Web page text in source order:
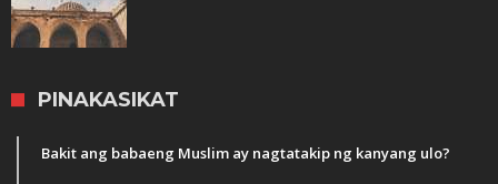
PINAKASIKAT
Bakit ang babaeng Muslim ay nagtatakip ng kanyang ulo?